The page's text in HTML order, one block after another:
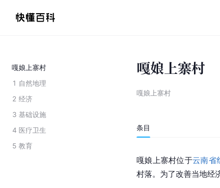
嘎娘上寨村
1 自然地理
2 经济
3 基础设施
4 医疗卫生
5 教育
嘎娘上寨村
嘎娘上寨村
条目
嘎娘上寨村位于云南省
村落。为了改善当地经